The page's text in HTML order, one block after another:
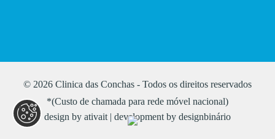
© 2026 Clinica das Conchas - Todos os direitos reservados
*(Custo de chamada para rede móvel nacional)
design by ativait | development by designbinário